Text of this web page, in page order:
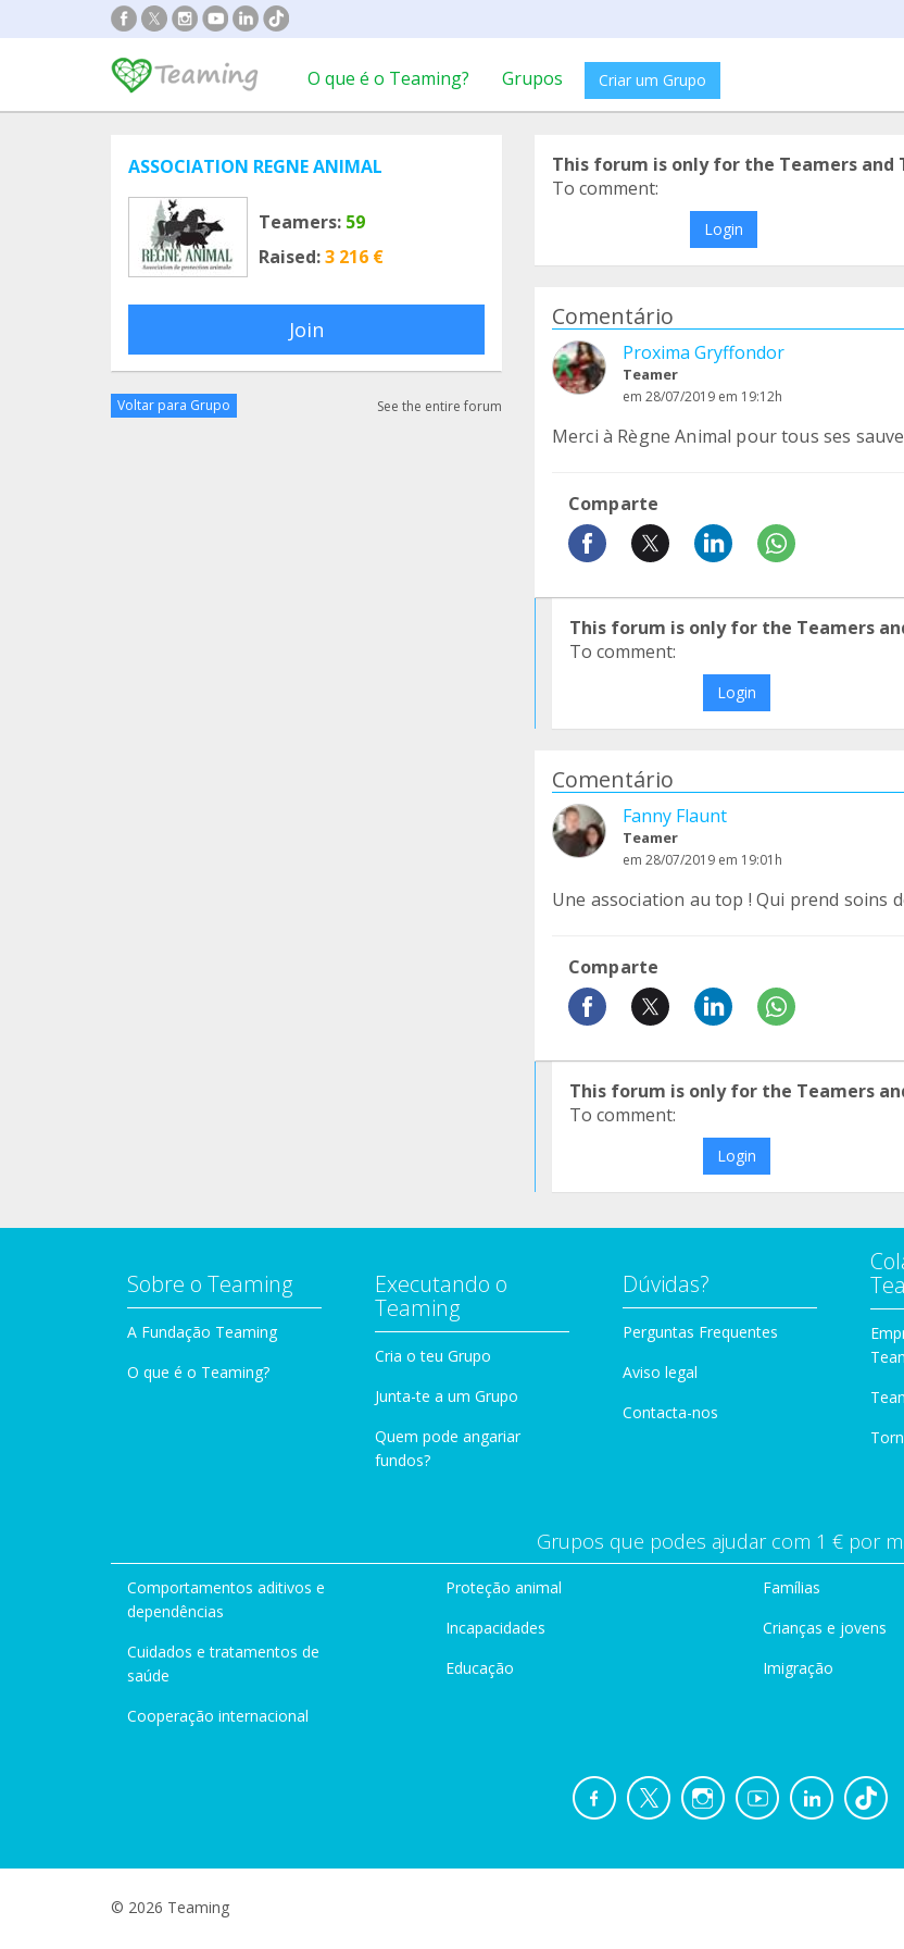
O que é o Teaming? Grupos Criar um Grupo
ASSOCIATION REGNE ANIMAL
Teamers: 59
Raised:3 216 €
Join
Voltar para Grupo See the entire forum
This forum is only for the Teamers
To comment:
Login
Comentário
Proxima Gryffondor
Teamer
em 28/07/2019 em 19:12h
Merci à Règne Animal pour tous ses
Comparte
This forum is only for the Teamers
To comment:
Login
Comentário
Fanny Flaunt
Teamer
em 28/07/2019 em 19:01h
Une association au top ! Qui prend soins
Comparte
This forum is only for the Teamers
To comment:
Login
Sobre o Teaming
A Fundação Teaming
O que é o Teaming?
Executando o
Teaming
Cria o teu Grupo
Junta-te a um Grupo
Quem pode angariar
fundos?
Dúvidas?
Perguntas Frequentes
Aviso legal
Contacta-nos
Grupos que podes ajudar com 1 € por
Comportamentos aditivos e
dependências
Cuidados e tratamentos de
saúde
Cooperação internacional
Proteção animal
Incapacidades
Educação
Famílias
Crianças e jovens
Imigração
© 2026 Teaming